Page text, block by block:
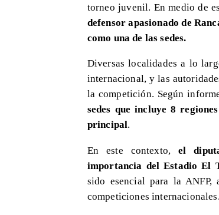
torneo juvenil. En medio de
defensor apasionado de
como una de las sedes.
Diversas localidades a lo
internacional, y las
la competición. Según
sedes que incluye 8
principal.
En este contexto,el
importancia del Estadio El
sido esencial para la
competiciones internacionales.